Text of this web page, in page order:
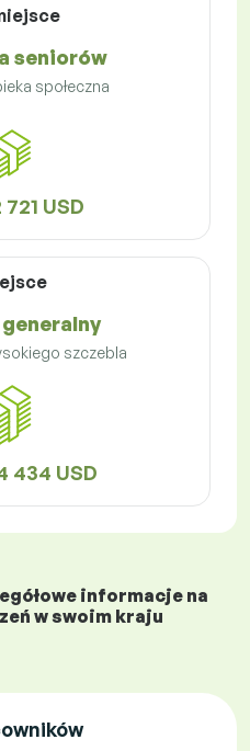
seniorów
społeczna
USD
szczebla
434 USD
informacje na
w swoim kraju